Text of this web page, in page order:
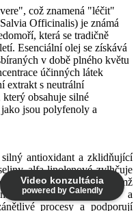
Video konzultácia
powered by Calendly
což znamená "léčit"
Officinalis) je známá
která se tradičně
Esenciální olej se získává
v době plného květu
účinných látek
extrakt s neutrální
obsahuje silné
jsou polyfenoly a
antioxidant a zklidňující
alfa-linolenové zvlhčuje
ochrannou bariéru, čímž
Jeho protizánětlivé a
procesy a podporují